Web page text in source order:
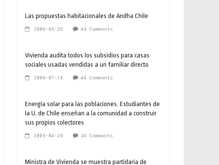
Las propuestas habitacionales de Andha Chile
2009-06-26 48 Comments
Vivienda audita todos los subsidios para casas
sociales usadas vendidas a un familiar directo
2009-07-14 44 Comments
Energía solar para las poblaciones. Estudiantes de
la U. de Chile enseñan a la comunidad a construir
sus propios colectores
2009-04-29 24 Comments
Ministra de Vivienda se muestra partidaria de